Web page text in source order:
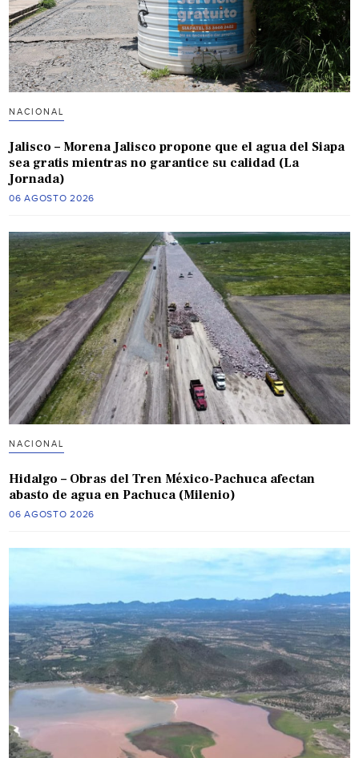
NACIONAL
Jalisco – Morena Jalisco propone que el agua del Siapa
sea gratis mientras no garantice su calidad (La
Jornada)
06 AGOSTO 2026
NACIONAL
Hidalgo – Obras del Tren México-Pachuca afectan
abasto de agua en Pachuca (Milenio)
06 AGOSTO 2026